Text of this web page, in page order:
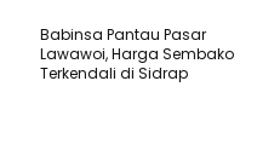
Babinsa Pantau Pasar
Lawawoi, Harga Sembako
Terkendali di Sidrap